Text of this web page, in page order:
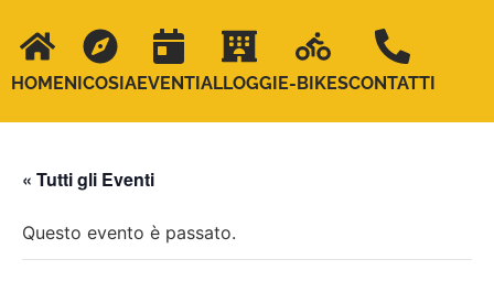
HOMENICOSIAEVENTIALLOGGIE-BIKESCONTATTI
« Tutti gli Eventi
Questo evento è passato.